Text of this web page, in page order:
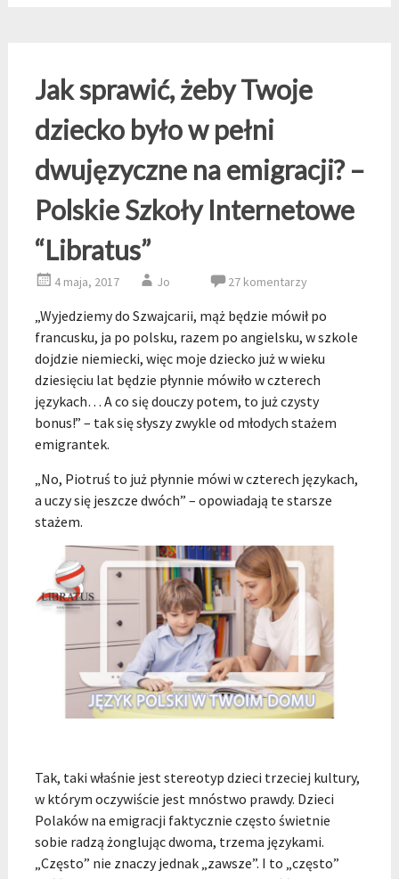
Jak sprawić, żeby Twoje
dziecko było w pełni
dwujęzyczne na emigracji? –
Polskie Szkoły Internetowe
“Libratus”
4 maja, 2017 Jo 27 komentarzy
„Wyjedziemy do Szwajcarii, mąż będzie mówił po
francusku, ja po polsku, razem po angielsku, w szkole
dojdzie niemiecki, więc moje dziecko już w wieku
dziesięciu lat będzie płynnie mówiło w czterech
językach… A co się douczy potem, to już czysty
bonus!” – tak się słyszy zwykle od młodych stażem
emigrantek.
„No, Piotruś to już płynnie mówi w czterech językach,
a uczy się jeszcze dwóch” – opowiadają te starsze
stażem.
Tak, taki właśnie jest stereotyp dzieci trzeciej kultury,
w którym oczywiście jest mnóstwo prawdy. Dzieci
Polaków na emigracji faktycznie często świetnie
sobie radzą żonglując dwoma, trzema językami.
„Często” nie znaczy jednak „zawsze”. I to „często”